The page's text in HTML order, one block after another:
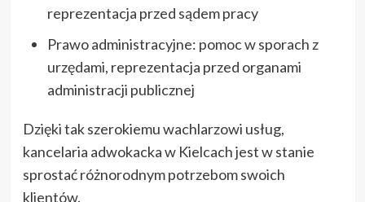
reprezentacja przed sądem pracy
Prawo administracyjne: pomoc w sporach z
urzędami, reprezentacja przed organami
administracji publicznej
Dzięki tak szerokiemu wachlarzowi usług,
kancelaria adwokacka w Kielcach jest w stanie
sprostać różnorodnym potrzebom swoich
klientów.